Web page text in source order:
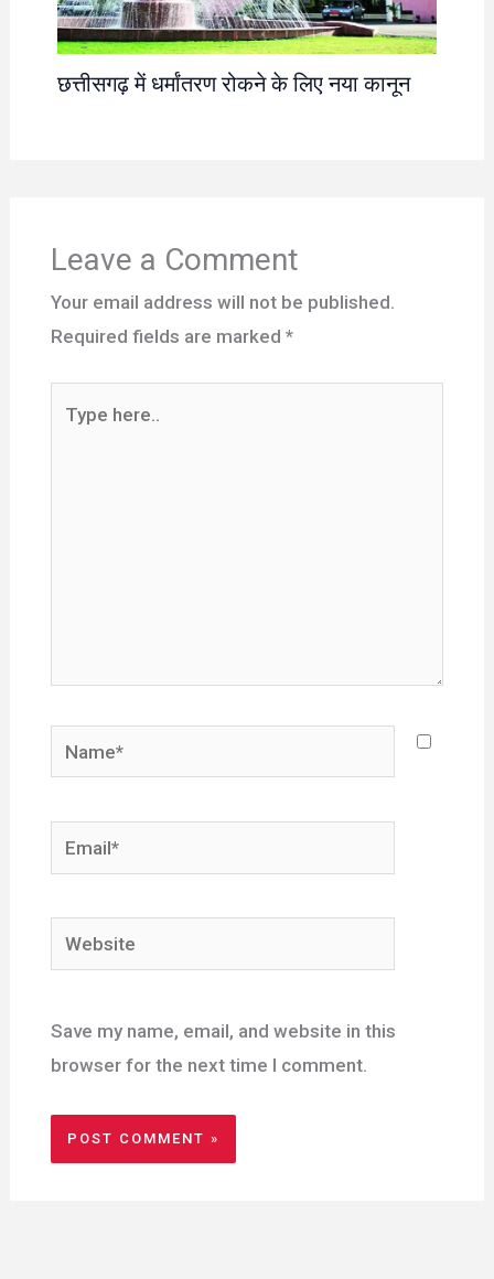
छत्तीसगढ़ में धर्मांतरण रोकने के लिए नया कानून
Leave a Comment
Your email address will not be published.
Required fields are marked *
here..
Name*
Email*
Website
Save my name, email, and website in this
browser for the next time I comment.